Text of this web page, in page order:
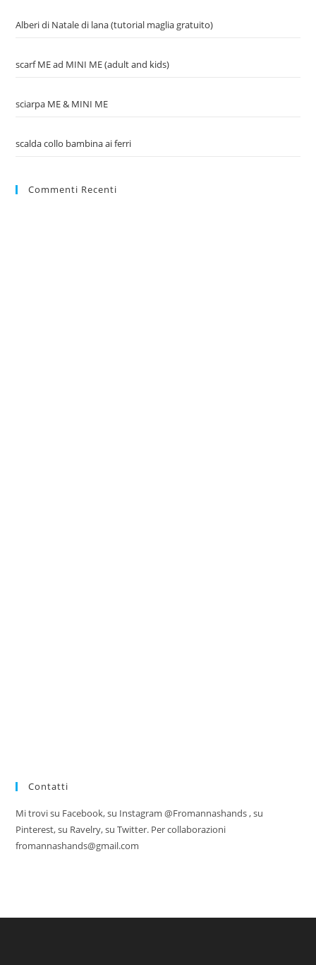
Alberi di Natale di lana (tutorial maglia gratuito)
scarf ME ad MINI ME (adult and kids)
sciarpa ME & MINI ME
scalda collo bambina ai ferri
Commenti Recenti
Contatti
Mi trovi su Facebook, su Instagram @Fromannashands , su
Pinterest, su Ravelry, su Twitter. Per collaborazioni
fromannashands@gmail.com